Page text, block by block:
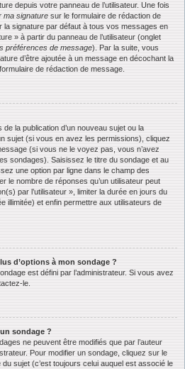
depuis votre panneau de l’utilisateur. Une fois
ma signature sur le formulaire de rédaction de
la signature par défaut à tous vos messages en
» à partir du panneau de l’utilisateur (onglet
préférences de message). Par la suite, vous
d’être ajoutée à un message en décochant la
de rédaction de message.
la publication d’un nouveau sujet ou la
sujet (si vous en avez les permissions), cliquez
(si vous ne le voyez pas, vous n’avez
sondages). Saisissez le titre du sondage et au
une option par ligne dans le champ des
le nombre de réponses qu’un utilisateur peut
par l’utilisateur », limiter la durée en jours du
illimitée) et enfin permettre aux utilisateurs de
d’options à mon sondage ?
est défini par l’administrateur. Si vous avez
le.
sondage ?
ne peuvent être modifiés que par l’auteur
Pour modifier un sondage, cliquez sur le
sujet (c’est toujours celui auquel est associé le